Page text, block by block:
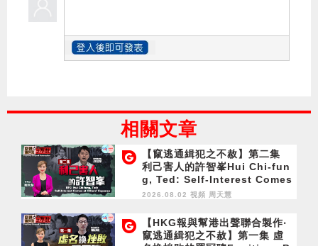
相關文章
【竄逃通緝犯之不赦】第二集
利己害人的許智峯Hui Chi-fun
g, Ted: Self-Interest Comes
at Others' Expense
2026.08.02 視頻 周天慧
【HKG報與幫港出聲聯合製作‧
竄逃通緝犯之不赦】第一集 虛